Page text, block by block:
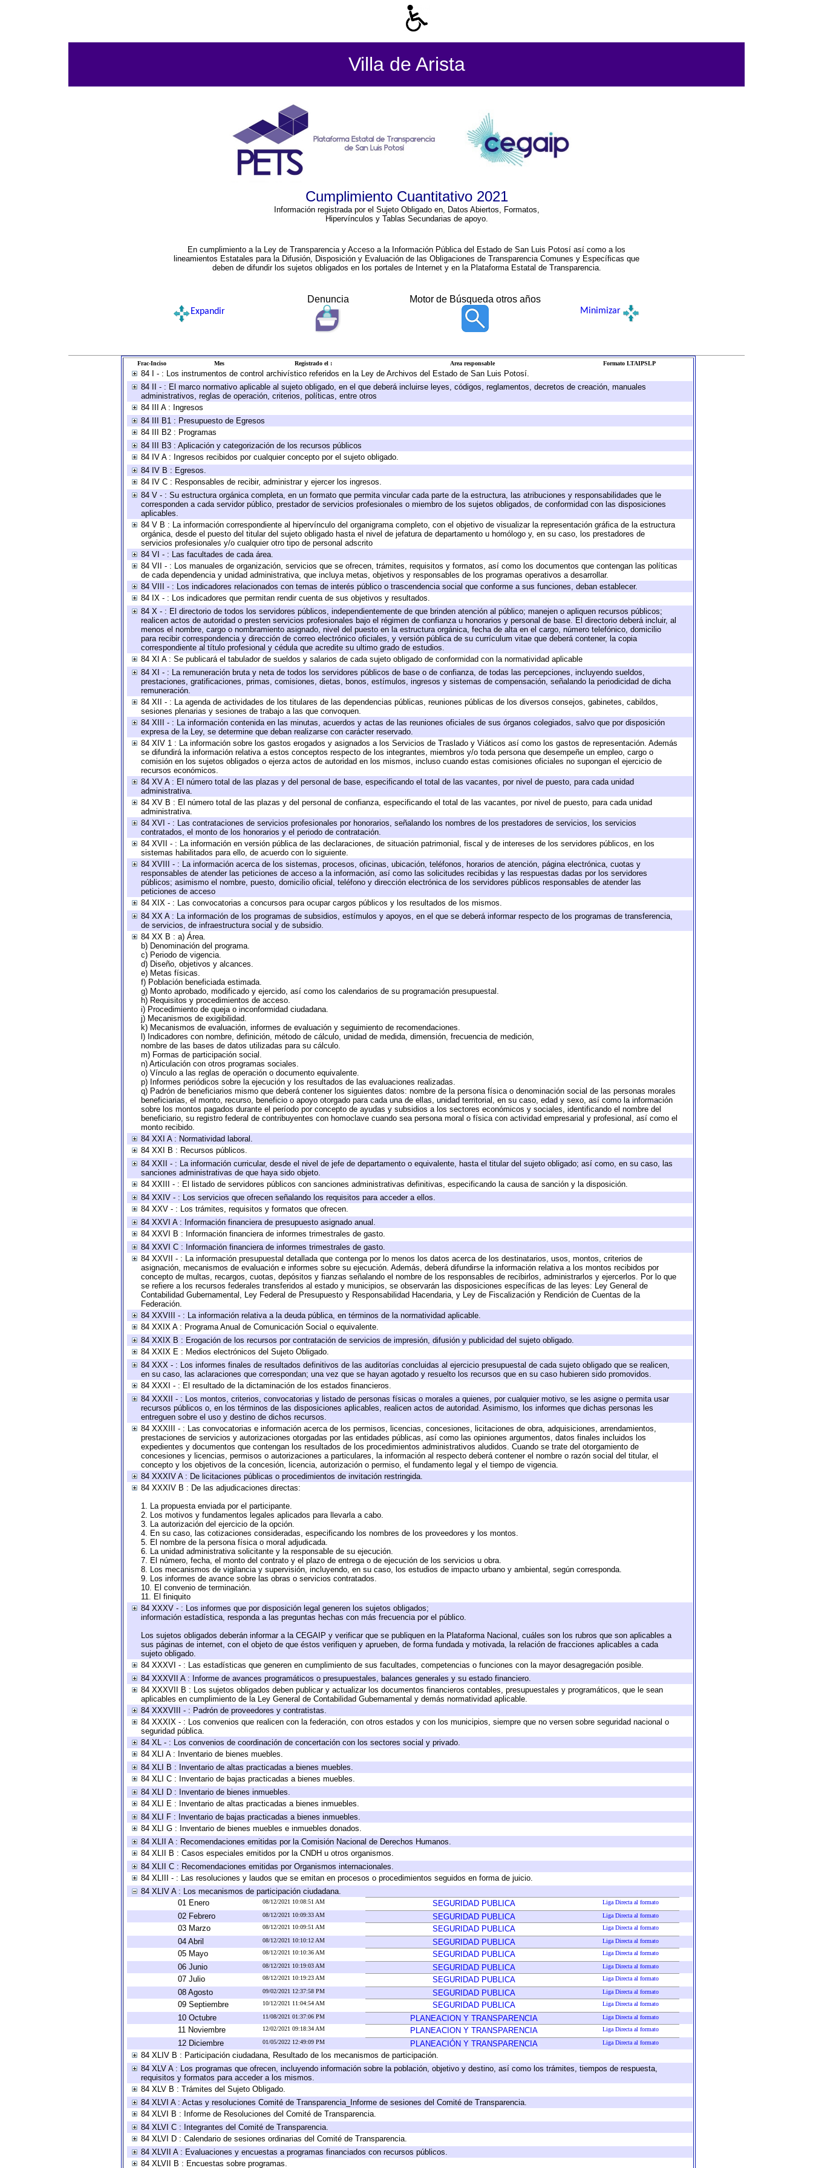
Villa de Arista
Cumplimiento Cuantitativo 2021
Información registrada por el Sujeto Obligado en, Datos Abiertos, Formatos,
Hipervínculos y Tablas Secundarias de apoyo.
En cumplimiento a la Ley de Transparencia y Acceso a la Información Pública del Estado de San Luis Potosí así como a los
lineamientos Estatales para la Difusión, Disposición y Evaluación de las Obligaciones de Transparencia Comunes y Específicas que
deben de difundir los sujetos obligados en los portales de Internet y en la Plataforma Estatal de Transparencia.
Denuncia Motor de Búsqueda otros años
Expandir Minimizar
Frac-Inciso Mes Registrado el : Area responsable Formato LTAIPSLP
84 I - : Los instrumentos de control archivístico referidos en la Ley de Archivos del Estado de San Luis Potosí.
84 II - : El marco normativo aplicable al sujeto obligado, en el que deberá incluirse leyes, códigos, reglamentos, decretos de creación, manuales
administrativos, reglas de operación, criterios, políticas, entre otros
84 III A : Ingresos
84 III B1 : Presupuesto de Egresos
84 III B2 : Programas
84 III B3 : Aplicación y categorización de los recursos públicos
84 IV A : Ingresos recibidos por cualquier concepto por el sujeto obligado.
84 IV B : Egresos.
84 IV C : Responsables de recibir, administrar y ejercer los ingresos.
84 V - : Su estructura orgánica completa, en un formato que permita vincular cada parte de la estructura, las atribuciones y responsabilidades que le
corresponden a cada servidor público, prestador de servicios profesionales o miembro de los sujetos obligados, de conformidad con las disposiciones
aplicables.
84 V B : La información correspondiente al hipervínculo del organigrama completo, con el objetivo de visualizar la representación gráfica de la estructura
orgánica, desde el puesto del titular del sujeto obligado hasta el nivel de jefatura de departamento u homólogo y, en su caso, los prestadores de
servicios profesionales y/o cualquier otro tipo de personal adscrito
84 VI - : Las facultades de cada área.
84 VII - : Los manuales de organización, servicios que se ofrecen, trámites, requisitos y formatos, así como los documentos que contengan las políticas
de cada dependencia y unidad administrativa, que incluya metas, objetivos y responsables de los programas operativos a desarrollar.
84 VIII - : Los indicadores relacionados con temas de interés público o trascendencia social que conforme a sus funciones, deban establecer.
84 IX - : Los indicadores que permitan rendir cuenta de sus objetivos y resultados.
84 X - : El directorio de todos los servidores públicos, independientemente de que brinden atención al público; manejen o apliquen recursos públicos;
realicen actos de autoridad o presten servicios profesionales bajo el régimen de confianza u honorarios y personal de base. El directorio deberá incluir, al
menos el nombre, cargo o nombramiento asignado, nivel del puesto en la estructura orgánica, fecha de alta en el cargo, número telefónico, domicilio
para recibir correspondencia y dirección de correo electrónico oficiales, y versión pública de su currículum vitae que deberá contener, la copia
correspondiente al título profesional y cédula que acredite su ultimo grado de estudios.
84 XI A : Se publicará el tabulador de sueldos y salarios de cada sujeto obligado de conformidad con la normatividad aplicable
84 XI - : La remuneración bruta y neta de todos los servidores públicos de base o de confianza, de todas las percepciones, incluyendo sueldos,
prestaciones, gratificaciones, primas, comisiones, dietas, bonos, estímulos, ingresos y sistemas de compensación, señalando la periodicidad de dicha
remuneración.
84 XII - : La agenda de actividades de los titulares de las dependencias públicas, reuniones públicas de los diversos consejos, gabinetes, cabildos,
sesiones plenarias y sesiones de trabajo a las que convoquen.
84 XIII - : La información contenida en las minutas, acuerdos y actas de las reuniones oficiales de sus órganos colegiados, salvo que por disposición
expresa de la Ley, se determine que deban realizarse con carácter reservado.
84 XIV 1 : La información sobre los gastos erogados y asignados a los Servicios de Traslado y Viáticos así como los gastos de representación. Además
se difundirá la información relativa a estos conceptos respecto de los integrantes, miembros y/o toda persona que desempeñe un empleo, cargo o
comisión en los sujetos obligados o ejerza actos de autoridad en los mismos, incluso cuando estas comisiones oficiales no supongan el ejercicio de
recursos económicos.
84 XV A : El número total de las plazas y del personal de base, especificando el total de las vacantes, por nivel de puesto, para cada unidad
administrativa.
84 XV B : El número total de las plazas y del personal de confianza, especificando el total de las vacantes, por nivel de puesto, para cada unidad
administrativa.
84 XVI - : Las contrataciones de servicios profesionales por honorarios, señalando los nombres de los prestadores de servicios, los servicios
contratados, el monto de los honorarios y el periodo de contratación.
84 XVII - : La información en versión pública de las declaraciones, de situación patrimonial, fiscal y de intereses de los servidores públicos, en los
sistemas habilitados para ello, de acuerdo con lo siguiente.
84 XVIII - : La información acerca de los sistemas, procesos, oficinas, ubicación, teléfonos, horarios de atención, página electrónica, cuotas y
responsables de atender las peticiones de acceso a la información, así como las solicitudes recibidas y las respuestas dadas por los servidores
públicos; asimismo el nombre, puesto, domicilio oficial, teléfono y dirección electrónica de los servidores públicos responsables de atender las
peticiones de acceso
84 XIX - : Las convocatorias a concursos para ocupar cargos públicos y los resultados de los mismos.
84 XX A : La información de los programas de subsidios, estímulos y apoyos, en el que se deberá informar respecto de los programas de transferencia,
de servicios, de infraestructura social y de subsidio.
84 XX B : a) Área.
b) Denominación del programa.
c) Periodo de vigencia.
d) Diseño, objetivos y alcances.
e) Metas físicas.
f) Población beneficiada estimada.
g) Monto aprobado, modificado y ejercido, así como los calendarios de su programación presupuestal.
h) Requisitos y procedimientos de acceso.
i) Procedimiento de queja o inconformidad ciudadana.
j) Mecanismos de exigibilidad.
k) Mecanismos de evaluación, informes de evaluación y seguimiento de recomendaciones.
l) Indicadores con nombre, definición, método de cálculo, unidad de medida, dimensión, frecuencia de medición,
nombre de las bases de datos utilizadas para su cálculo.
m) Formas de participación social.
n) Articulación con otros programas sociales.
o) Vínculo a las reglas de operación o documento equivalente.
p) Informes periódicos sobre la ejecución y los resultados de las evaluaciones realizadas.
q) Padrón de beneficiarios mismo que deberá contener los siguientes datos: nombre de la persona física o denominación social de las personas morales
beneficiarias, el monto, recurso, beneficio o apoyo otorgado para cada una de ellas, unidad territorial, en su caso, edad y sexo, así como la información
sobre los montos pagados durante el período por concepto de ayudas y subsidios a los sectores económicos y sociales, identificando el nombre del
beneficiario, su registro federal de contribuyentes con homoclave cuando sea persona moral o física con actividad empresarial y profesional, así como el
monto recibido.
84 XXI A : Normatividad laboral.
84 XXI B : Recursos públicos.
84 XXII - : La información curricular, desde el nivel de jefe de departamento o equivalente, hasta el titular del sujeto obligado; así como, en su caso, las
sanciones administrativas de que haya sido objeto.
84 XXIII - : El listado de servidores públicos con sanciones administrativas definitivas, especificando la causa de sanción y la disposición.
84 XXIV - : Los servicios que ofrecen señalando los requisitos para acceder a ellos.
84 XXV - : Los trámites, requisitos y formatos que ofrecen.
84 XXVI A : Información financiera de presupuesto asignado anual.
84 XXVI B : Información financiera de informes trimestrales de gasto.
84 XXVI C : Información financiera de informes trimestrales de gasto.
84 XXVII - : La información presupuestal detallada que contenga por lo menos los datos acerca de los destinatarios, usos, montos, criterios de
asignación, mecanismos de evaluación e informes sobre su ejecución. Además, deberá difundirse la información relativa a los montos recibidos por
concepto de multas, recargos, cuotas, depósitos y fianzas señalando el nombre de los responsables de recibirlos, administrarlos y ejercerlos. Por lo que
se refiere a los recursos federales transferidos al estado y municipios, se observarán las disposiciones específicas de las leyes: Ley General de
Contabilidad Gubernamental, Ley Federal de Presupuesto y Responsabilidad Hacendaria, y Ley de Fiscalización y Rendición de Cuentas de la
Federación.
84 XXVIII - : La información relativa a la deuda pública, en términos de la normatividad aplicable.
84 XXIX A : Programa Anual de Comunicación Social o equivalente.
84 XXIX B : Erogación de los recursos por contratación de servicios de impresión, difusión y publicidad del sujeto obligado.
84 XXIX E : Medios electrónicos del Sujeto Obligado.
84 XXX - : Los informes finales de resultados definitivos de las auditorías concluidas al ejercicio presupuestal de cada sujeto obligado que se realicen,
en su caso, las aclaraciones que correspondan; una vez que se hayan agotado y resuelto los recursos que en su caso hubieren sido promovidos.
84 XXXI - : El resultado de la dictaminación de los estados financieros.
84 XXXII - : Los montos, criterios, convocatorias y listado de personas físicas o morales a quienes, por cualquier motivo, se les asigne o permita usar
recursos públicos o, en los términos de las disposiciones aplicables, realicen actos de autoridad. Asimismo, los informes que dichas personas les
entreguen sobre el uso y destino de dichos recursos.
84 XXXIII - : Las convocatorias e información acerca de los permisos, licencias, concesiones, licitaciones de obra, adquisiciones, arrendamientos,
prestaciones de servicios y autorizaciones otorgadas por las entidades públicas, así como las opiniones argumentos, datos finales incluidos los
expedientes y documentos que contengan los resultados de los procedimientos administrativos aludidos. Cuando se trate del otorgamiento de
concesiones y licencias, permisos o autorizaciones a particulares, la información al respecto deberá contener el nombre o razón social del titular, el
concepto y los objetivos de la concesión, licencia, autorización o permiso, el fundamento legal y el tiempo de vigencia.
84 XXXIV A : De licitaciones públicas o procedimientos de invitación restringida.
84 XXXIV B : De las adjudicaciones directas:
1. La propuesta enviada por el participante.
2. Los motivos y fundamentos legales aplicados para llevarla a cabo.
3. La autorización del ejercicio de la opción.
4. En su caso, las cotizaciones consideradas, especificando los nombres de los proveedores y los montos.
5. El nombre de la persona física o moral adjudicada.
6. La unidad administrativa solicitante y la responsable de su ejecución.
7. El número, fecha, el monto del contrato y el plazo de entrega o de ejecución de los servicios u obra.
8. Los mecanismos de vigilancia y supervisión, incluyendo, en su caso, los estudios de impacto urbano y ambiental, según corresponda.
9. Los informes de avance sobre las obras o servicios contratados.
10. El convenio de terminación.
11. El finiquito
84 XXXV - : Los informes que por disposición legal generen los sujetos obligados;
información estadística, responda a las preguntas hechas con más frecuencia por el público.
Los sujetos obligados deberán informar a la CEGAIP y verificar que se publiquen en la Plataforma Nacional, cuáles son los rubros que son aplicables a
sus páginas de internet, con el objeto de que éstos verifiquen y aprueben, de forma fundada y motivada, la relación de fracciones aplicables a cada
sujeto obligado.
84 XXXVI - : Las estadísticas que generen en cumplimiento de sus facultades, competencias o funciones con la mayor desagregación posible.
84 XXXVII A : Informe de avances programáticos o presupuestales, balances generales y su estado financiero.
84 XXXVII B : Los sujetos obligados deben publicar y actualizar los documentos financieros contables, presupuestales y programáticos, que le sean
aplicables en cumplimiento de la Ley General de Contabilidad Gubernamental y demás normatividad aplicable.
84 XXXVIII - : Padrón de proveedores y contratistas.
84 XXXIX - : Los convenios que realicen con la federación, con otros estados y con los municipios, siempre que no versen sobre seguridad nacional o
seguridad pública.
84 XL - : Los convenios de coordinación de concertación con los sectores social y privado.
84 XLI A : Inventario de bienes muebles.
84 XLI B : Inventario de altas practicadas a bienes muebles.
84 XLI C : Inventario de bajas practicadas a bienes muebles.
84 XLI D : Inventario de bienes inmuebles.
84 XLI E : Inventario de altas practicadas a bienes inmuebles.
84 XLI F : Inventario de bajas practicadas a bienes inmuebles.
84 XLI G : Inventario de bienes muebles e inmuebles donados.
84 XLII A : Recomendaciones emitidas por la Comisión Nacional de Derechos Humanos.
84 XLII B : Casos especiales emitidos por la CNDH u otros organismos.
84 XLII C : Recomendaciones emitidas por Organismos internacionales.
84 XLIII - : Las resoluciones y laudos que se emitan en procesos o procedimientos seguidos en forma de juicio.
84 XLIV A : Los mecanismos de participación ciudadana.
01 Enero
08/12/2021 10:08:51 AM SEGURIDAD PUBLICA Liga Directa al formato
02 Febrero 08/12/2021 10:09:33 AM SEGURIDAD PUBLICA Liga Directa al formato
03 Marzo 08/12/2021 10:09:51 AM SEGURIDAD PUBLICA Liga Directa al formato
04 Abril 08/12/2021 10:10:12 AM SEGURIDAD PUBLICA Liga Directa al formato
05 Mayo 08/12/2021 10:10:36 AM SEGURIDAD PUBLICA Liga Directa al formato
06 Junio 08/12/2021 10:19:03 AM SEGURIDAD PUBLICA Liga Directa al formato
07 Julio 08/12/2021 10:19:23 AM SEGURIDAD PUBLICA Liga Directa al formato
08 Agosto 09/02/2021 12:37:58 PM SEGURIDAD PUBLICA Liga Directa al formato
09 Septiembre 10/12/2021 11:04:54 AM SEGURIDAD PUBLICA Liga Directa al formato
10 Octubre 11/08/2021 01:37:06 PM PLANEACION Y TRANSPARENCIA Liga Directa al formato
11 Noviembre 12/02/2021 09:18:34 AM PLANEACION Y TRANSPARENCIA Liga Directa al formato
12 Diciembre 01/05/2022 12:49:09 PM PLANEACIÓN Y TRANSPARENCIA Liga Directa al formato
84 XLIV B : Participación ciudadana, Resultado de los mecanismos de participación.
84 XLV A : Los programas que ofrecen, incluyendo información sobre la población, objetivo y destino, así como los trámites, tiempos de respuesta,
requisitos y formatos para acceder a los mismos.
84 XLV B : Trámites del Sujeto Obligado.
84 XLVI A : Actas y resoluciones Comité de Transparencia_Informe de sesiones del Comité de Transparencia.
84 XLVI B : Informe de Resoluciones del Comité de Transparencia.
84 XLVI C : Integrantes del Comité de Transparencia.
84 XLVI D : Calendario de sesiones ordinarias del Comité de Transparencia.
84 XLVII A : Evaluaciones y encuestas a programas financiados con recursos públicos.
84 XLVII B : Encuestas sobre programas.